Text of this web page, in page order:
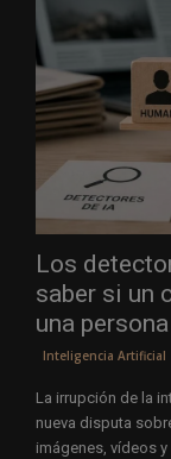
Los
saber si un
una persona
Inteligencia Artificial
La irrupción de la
nueva disputa
imágenes, vídeos y